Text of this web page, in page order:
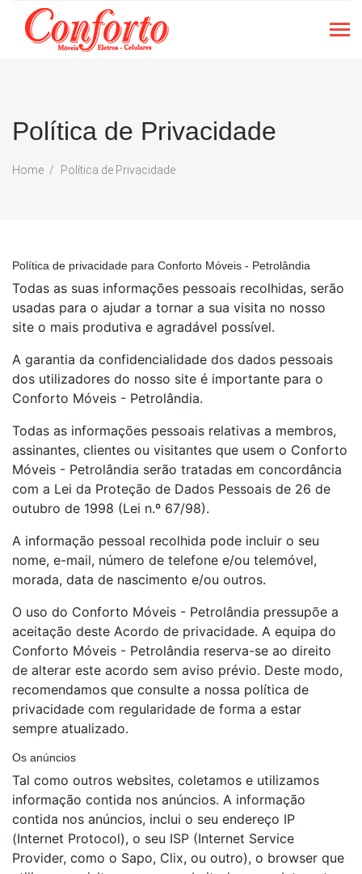
Política de Privacidade
Home Política de Privacidade
Política de privacidade para Conforto Móveis - Petrolândia
Todas as suas informações pessoais recolhidas, serão
usadas para o ajudar a tornar a sua visita no nosso
site o mais produtiva e agradável possível.
A garantia da confidencialidade dos dados pessoais
dos utilizadores do nosso site é importante para o
Conforto Móveis - Petrolândia.
Todas as informações pessoais relativas a membros,
assinantes, clientes ou visitantes que usem o Conforto
Móveis - Petrolândia serão tratadas em concordância
com a Lei da Proteção de Dados Pessoais de 26 de
outubro de 1998 (Lei n.º 67/98).
A informação pessoal recolhida pode incluir o seu
nome, e-mail, número de telefone e/ou telemóvel,
morada, data de nascimento e/ou outros.
O uso do Conforto Móveis - Petrolândia pressupõe a
aceitação deste Acordo de privacidade. A equipa do
Conforto Móveis - Petrolândia reserva-se ao direito
de alterar este acordo sem aviso prévio. Deste modo,
recomendamos que consulte a nossa política de
privacidade com regularidade de forma a estar
sempre atualizado.
Os anúncios
Tal como outros websites, coletamos e utilizamos
informação contida nos anúncios. A informação
contida nos anúncios, inclui o seu endereço IP
(Internet Protocol), o seu ISP (Internet Service
Provider, como o Sapo, Clix, ou outro), o browser que